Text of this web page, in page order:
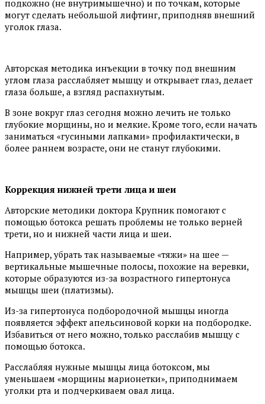
подкожно (не внутримышечно) и по точкам, которые
могут сделать небольшой лифтинг, приподняв внешний
уголок глаза.
Авторская методика инъекции в точку под внешним
углом глаза расслабляет мышцу и открывает глаз, делает
глаза больше, а взгляд распахнутым.
В зоне вокруг глаз сегодня можно лечить не только
глубокие морщины, но и мелкие. Кроме того, если начать
заниматься «гусиными лапками» профилактически, в
более раннем возрасте, они не станут глубокими.
Коррекция нижней трети лица и шеи
Авторские методики доктора Крупник помогают с
помощью ботокса решать проблемы не только верней
трети, но и нижней части лица и шеи.
Например, убрать так называемые «тяжи» на шее —
вертикальные мышечные полосы, похожие на веревки,
которые образуются из-за возрастного гипертонуса
мышцы шеи (платизмы).
Из-за гипертонуса подбородочной мышцы иногда
появляется эффект апельсиновой корки на подбородке.
Избавиться от него можно, только расслабив мышцу с
помощью ботокса.
Расслабляя нужные мышцы лица ботоксом, мы
уменьшаем «морщины марионетки», приподнимаем
уголки рта и подчеркиваем овал лица.